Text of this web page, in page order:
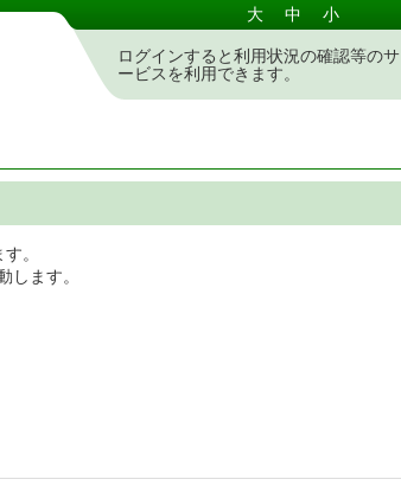
大 中 小
ログインすると利用状況の確認等のサ
ービスを利用できます。
。
します。